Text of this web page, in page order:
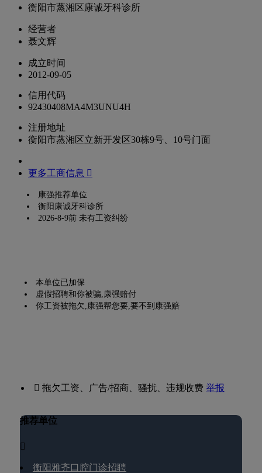
衡阳市蒸湘区康诚牙科诊所
经营者
聂文辉
成立时间
2012-09-05
信用代码
92430408MA4M3UNU4H
注册地址
衡阳市蒸湘区立新开发区30栋9号、10号门面
更多工商信息 
康强推荐单位
衡阳康诚牙科诊所
2026-8-9前 未有工资纠纷
本单位已加保
虚假招聘和你被骗,康强赔付
你工资被拖欠,康强帮您要,要不到康强赔
 拖欠工资、广告/招商、骚扰、违规收费举报
推荐单位

衡阳雅齐口腔门诊招聘